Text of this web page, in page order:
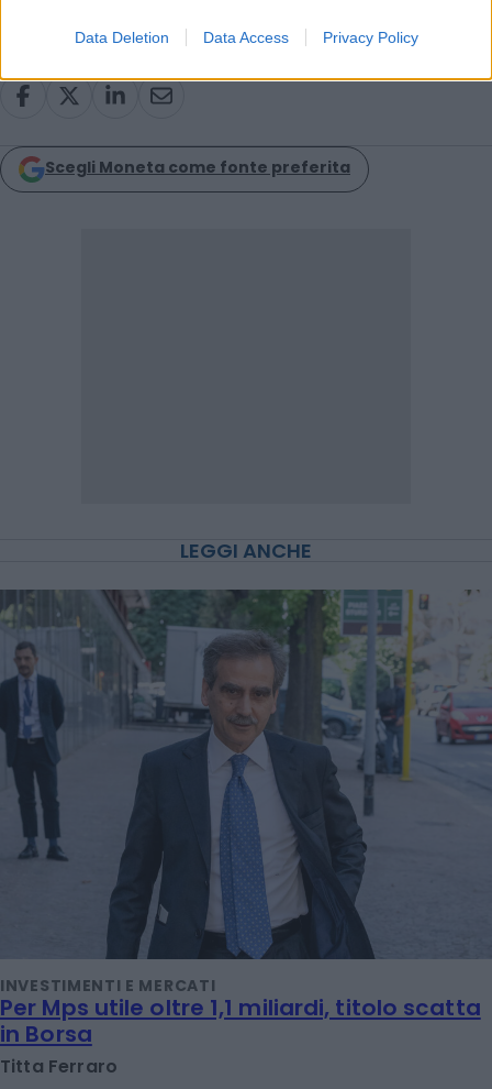
Data Deletion Data Access Privacy Policy
Condividi
Scegli Moneta come fonte preferita
LEGGI ANCHE
INVESTIMENTI E MERCATI
Per Mps utile oltre 1,1 miliardi, titolo scatta
in Borsa
Titta Ferraro